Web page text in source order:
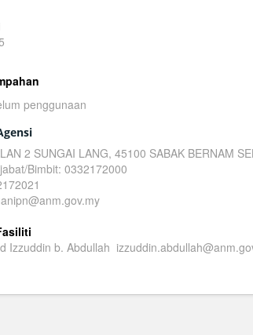
penggunaan
2 SUNGAI LANG, 45100 SABAK BERNAM
Bimbit: 0332172000
Izzuddin b. Abdullah